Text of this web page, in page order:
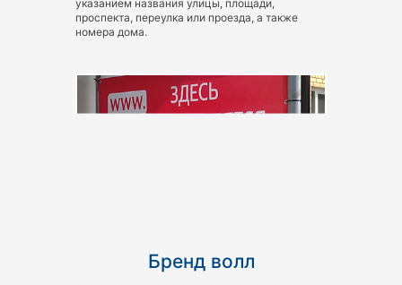
указанием названия улицы, площади,
проспекта, переулка или проезда, а также
номера дома.
Бренд волл